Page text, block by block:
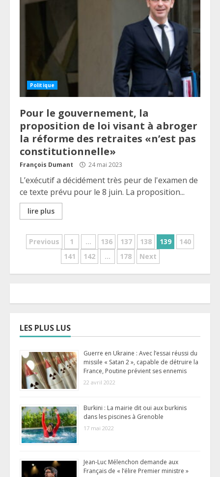
Politique
Pour le gouvernement, la
proposition de loi visant à abroger
la réforme des retraites «n’est pas
constitutionnelle»
François Dumant 24 mai 2023
L’exécutif a décidément très peur de l'examen de
ce texte prévu pour le 8 juin. La proposition...
lire plus
Pagination
Previous 1 … 136 137 138 139
140
141
142 … 178 Next
LES PLUS LUS
Guerre en Ukraine : Avec l’essai réussi du
missile « Satan 2 », capable de détruire la
France, Poutine prévient ses ennemis
22 avril 2022
Burkini : La mairie dit oui aux burkinis
dans les piscines à Grenoble
17 mai 2022
Jean-Luc Mélenchon demande aux
Français de « l’élire Premier ministre »